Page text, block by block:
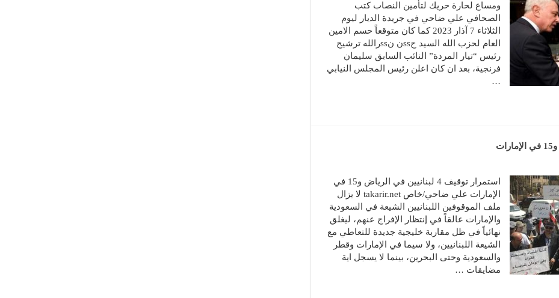
ومساع لحارة حريك لتأمين النصاب كتب
الصحافي علي ضاحي في جريدة الديار ليوم
الثلاثاء 7 آذار 2023 كما كان متوقعاً حسم الامين
العام لحزب الله السيد حssن نssرالله ترشيح
رئيس “تيار المردة” النائب السابق سليمان
فرنجية، بعد ان كان اعلن رئيس المجلس النيابي
…
استمرار توقيف 4 لبنانيين في الرياض و15 في
الإمارات علي ضاحي/خاص takarir.net لا يزال
ملف الموقوفين اللبنانيين الشيعة في السعودية
والإمارات عالقاً في إنتظار الإفراج عنهم، ليغلق
نهائياً في ظل مقاربة خليجية جديدة للتعاطي مع
الشيعة اللبنانيين، ولا سيما في الإمارات وقطر
والسعودية وحتى البحرين، بينما لا يسجل اية
مضايقات …